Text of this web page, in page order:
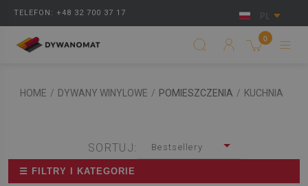
TELEFON: +48 32 700 37 17 PL
0
HOME / DYWANY WINYLOWE / POMIESZCZENIA / KUCHNIA
SORTUJ: Bestsellery
☰ FILTRY I KATEGORIE